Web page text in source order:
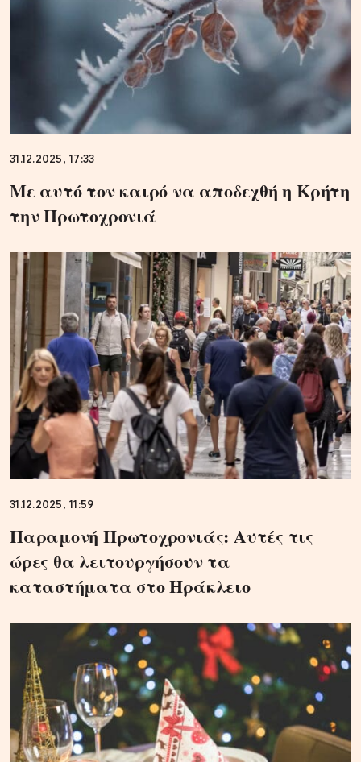
31.12.2025, 17:33
Με αυτό τον καιρό να αποδεχθή η Κρήτη
την Πρωτοχρονιά
31.12.2025, 11:59
Παραμονή Πρωτοχρονιάς: Αυτές τις
ώρες θα λειτουργήσουν τα
καταστήματα στο Ηράκλειο